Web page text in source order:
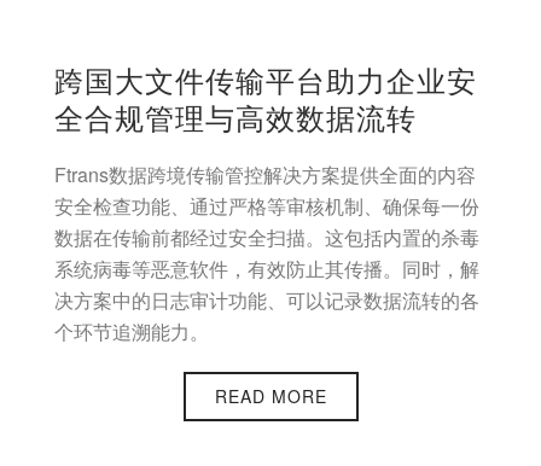
跨国大文件传输平台助力企业安
全合规管理与高效数据流转
Ftrans数据跨境传输管控解决方案提供全面的内容
安全检查功能、通过严格等审核机制、确保每一份
数据在传输前都经过安全扫描。这包括内置的杀毒
系统病毒等恶意软件，有效防止其传播。同时，解
决方案中的日志审计功能、可以记录数据流转的各
个环节追溯能力。
READ MORE